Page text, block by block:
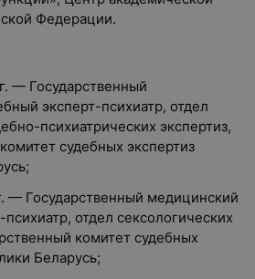
Федерации.
— Государственный
эксперт-психиатр, отдел
психиатрических экспертиз,
судебных экспертиз
— Государственный медицинский
отдел сексологических
комитет судебных
Беларусь;